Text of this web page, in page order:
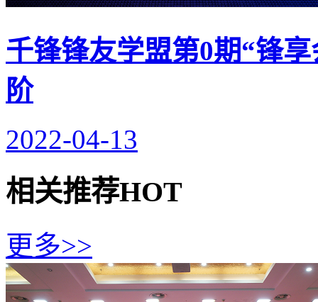
千锋锋友学盟第0期“锋
阶
2022-04-13
相关推荐HOT
更多>>